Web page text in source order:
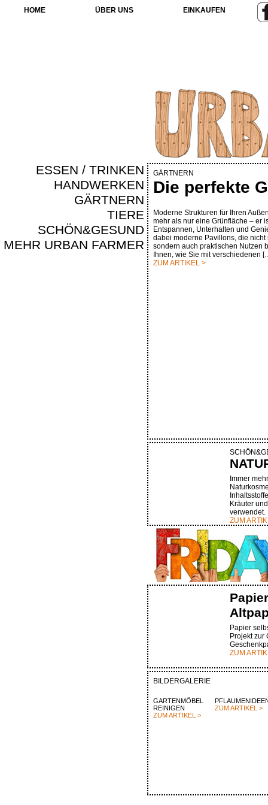
HOME ÜBER UNS EINKAUFEN
ESSEN / TRINKEN
HANDWERKEN
GÄRTNERN
TIERE
SCHÖN&GESUND
MEHR URBAN FARMER
GÄRTNERN
Die perfekte
Moderne Strukturen für Ihren
mehr als nur eine Grünfläche – er
Entspannen, Unterhalten und
dabei moderne Pavillons, die
sondern auch praktischen Nutzen
Ihnen, wie Sie mit verschiedenen
ZUM ARTIKEL >
Immer
Kräuter
verwendet.
ZUM
Papier
Projekt zur
ZUM
BILDERGALERIE
GARTENMÖBEL
REINIGEN
ZUM ARTIKEL >
ZUM ARTIKEL >